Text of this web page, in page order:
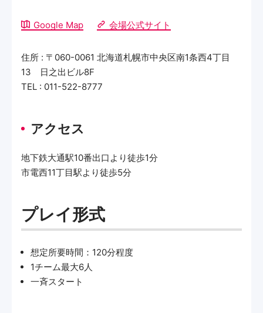
Google Map 会場公式サイト
住所 : 〒060-0061 北海道札幌市中央区南1条西4丁目
13 日之出ビル8F
TEL : 011-522-8777
アクセス
地下鉄大通駅10番出口より徒歩1分
市電西11丁目駅より徒歩5分
プレイ形式
想定所要時間：120分程度
1チーム最大6人
一斉スタート